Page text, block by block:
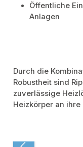
Öffentliche
Anlagen
Durch die
Robustheit sind
zuverlässige
Heizkörper an ihre